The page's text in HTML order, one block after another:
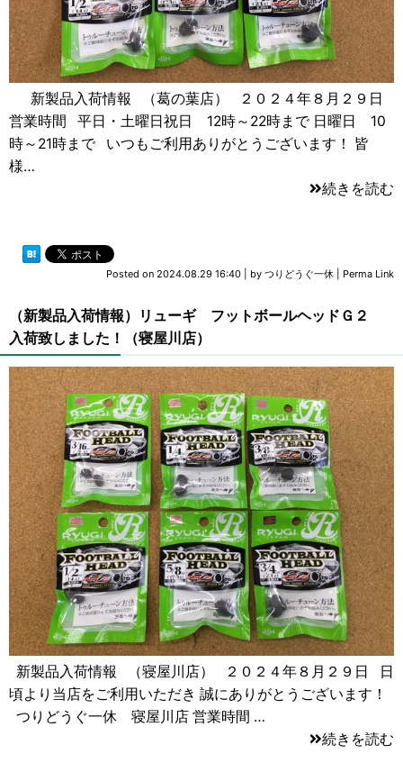
新製品入荷情報 （葛の葉店） ２０２４年８月２９日
営業時間 平日・土曜日祝日 12時～22時まで 日曜日 10
時～21時まで いつもご利用ありがとうございます！ 皆
様…
続きを読む
Posted on 2024.08.29 16:40 by つりどうぐ一休 Perma Link
（新製品入荷情報）リューギ フットボールヘッドＧ２
入荷致しました！（寝屋川店）
新製品入荷情報 （寝屋川店） ２０２４年８月２９日 日
頃より当店をご利用いただき 誠にありがとうございます！
つりどうぐ一休 寝屋川店 営業時間 …
続きを読む